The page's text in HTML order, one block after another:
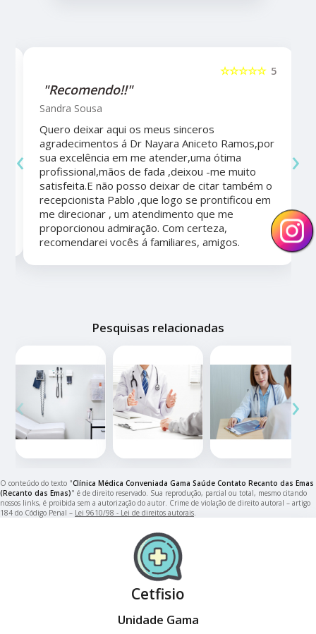
5
☆☆☆☆☆
"Recomendo!!"
Sandra Sousa
Quero deixar aqui os meus sinceros
agradecimentos á Dr Nayara Aniceto Ramos,por
sua excelência em me atender,uma ótima
profissional,mãos de fada ,deixou -me muito
satisfeita.E não posso deixar de citar também o
recepcionista Pablo ,que logo se prontificou em
me direcionar , um atendimento que me
proporcionou admiração. Com certeza,
recomendarei vocês á familiares, amigos.
‹ ›
Pesquisas relacionadas
‹ ›
O conteúdo do texto "Clínica Médica Conveniada Gama Saúde Contato Recanto das Emas
(Recanto das Emas)" é de direito reservado. Sua reprodução, parcial ou total, mesmo citando
nossos links, é proibida sem a autorização do autor. Crime de violação de direito autoral – artigo
184 do Código Penal – Lei 9610/98 - Lei de direitos autorais.
Cetfisio
Unidade Gama